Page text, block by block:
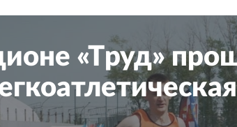
«Труд»